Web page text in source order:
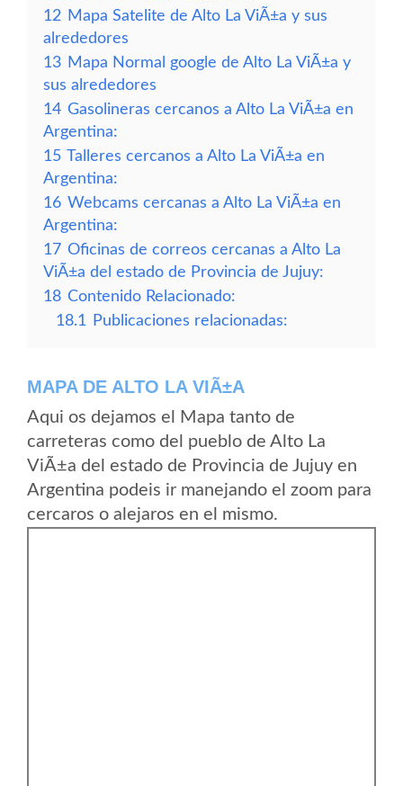
12 Mapa Satelite de Alto La ViÃ±a y sus
alrededores
13 Mapa Normal google de Alto La ViÃ±a y
sus alrededores
14 Gasolineras cercanos a Alto La ViÃ±a en
Argentina:
15 Talleres cercanos a Alto La ViÃ±a en
Argentina:
16 Webcams cercanas a Alto La ViÃ±a en
Argentina:
17 Oficinas de correos cercanas a Alto La
ViÃ±a del estado de Provincia de Jujuy:
18 Contenido Relacionado:
18.1
Publicaciones relacionadas:
MAPA DE ALTO LA VIÃ±A
Aqui os dejamos el Mapa tanto de
carreteras como del pueblo de Alto La
ViÃ±a del estado de Provincia de Jujuy en
Argentina podeis ir manejando el zoom para
cercaros o alejaros en el mismo.